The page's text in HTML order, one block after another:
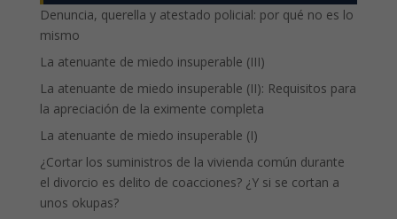
Denuncia, querella y atestado policial: por qué no es lo
mismo
La atenuante de miedo insuperable (III)
La atenuante de miedo insuperable (II): Requisitos para
la apreciación de la eximente completa
La atenuante de miedo insuperable (I)
¿Cortar los suministros de la vivienda común durante
el divorcio es delito de coacciones? ¿Y si se cortan a
unos okupas?